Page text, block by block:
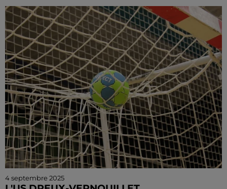
4 septembre 2025